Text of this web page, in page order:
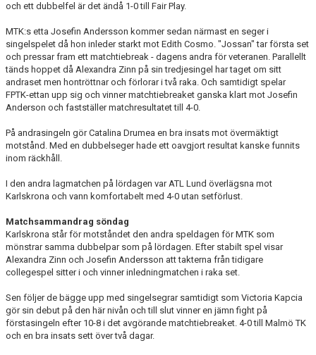
och ett dubbelfel är det ändå 1-0 till Fair Play.
MTK:s etta Josefin Andersson kommer sedan närmast en seger i
singelspelet då hon inleder starkt mot Edith Cosmo. "Jossan" tar första set
och pressar fram ett matchtiebreak - dagens andra för veteranen. Parallellt
tänds hoppet då Alexandra Zinn på sin tredjesingel har taget om sitt
andraset men hontröttnar och förlorar i två raka. Och samtidigt spelar
FPTK-ettan upp sig och vinner matchtiebreaket ganska klart mot Josefin
Anderson och fastställer matchresultatet till 4-0.
På andrasingeln gör Catalina Drumea en bra insats mot övermäktigt
motstånd. Med en dubbelseger hade ett oavgjort resultat kanske funnits
inom räckhåll.
I den andra lagmatchen på lördagen var ATL Lund överlägsna mot
Karlskrona och vann komfortabelt med 4-0 utan setförlust.
Matchsammandrag söndag
Karlskrona står för motståndet den andra speldagen för MTK som
mönstrar samma dubbelpar som på lördagen. Efter stabilt spel visar
Alexandra Zinn och Josefin Andersson att takterna från tidigare
collegespel sitter i och vinner inledningmatchen i raka set.
Sen följer de bägge upp med singelsegrar samtidigt som Victoria Kapcia
gör sin debut på den här nivån och till slut vinner en jämn fight på
förstasingeln efter 10-8 i det avgörande matchtiebreaket. 4-0 till Malmö TK
och en bra insats sett över två dagar.